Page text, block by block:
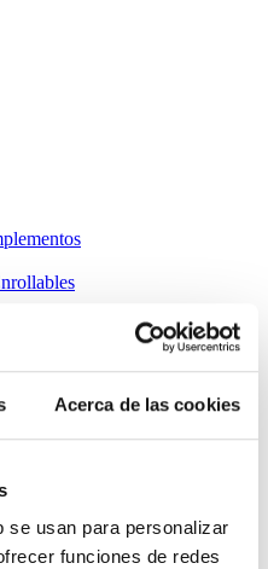
Acerca de las cookies
se usan para personalizar
funciones de redes
Además, si necesitamos tener
de las ventanas. Para una
tengamos enfrente